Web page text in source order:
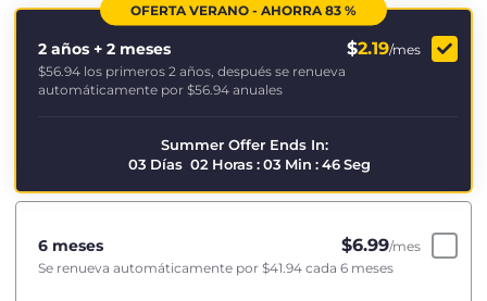
OFERTA VERANO - AHORRA 83 %
2 años + 2 meses $2.19/mes
$56.94 los primeros 2 años, después se renueva
automáticamente por $56.94 anuales
Summer Offer Ends In:
03 Días 02 Horas:03 Min :46Seg
6 meses $6.99/mes
Se renueva automáticamente por $41.94 cada 6 meses